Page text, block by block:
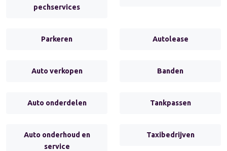
pechservices
Parkeren Autolease
Auto verkopen Banden
Auto onderdelen Tankpassen
Auto onderhoud en
service
Taxibedrijven